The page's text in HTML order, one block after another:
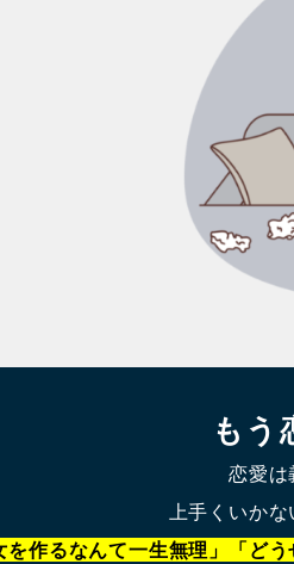
もう
恋愛は
上手くいかな
を作るなんて一生無理」「ど